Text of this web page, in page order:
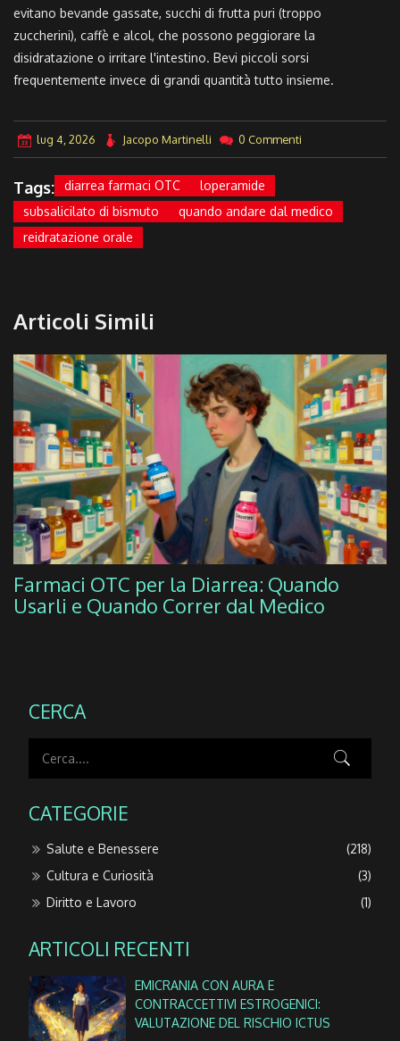
evitano bevande gassate, succhi di frutta puri (troppo
zuccherini), caffè e alcol, che possono peggiorare la
disidratazione o irritare l'intestino. Bevi piccoli sorsi
frequentemente invece di grandi quantità tutto insieme.
lug 4, 2026 Jacopo Martinelli 0 Commenti
Tags: diarrea farmaci OTC
loperamide
subsalicilato di bismuto
quando andare dal medico
reidratazione orale
Articoli Simili
Farmaci OTC per la Diarrea: Quando
Usarli e Quando Correr dal Medico
CERCA
CATEGORIE
Salute e Benessere
(218)
Cultura e Curiosità
(3)
Diritto e Lavoro
(1)
ARTICOLI RECENTI
EMICRANIA CON AURA E
CONTRACCETTIVI ESTROGENICI:
VALUTAZIONE DEL RISCHIO ICTUS